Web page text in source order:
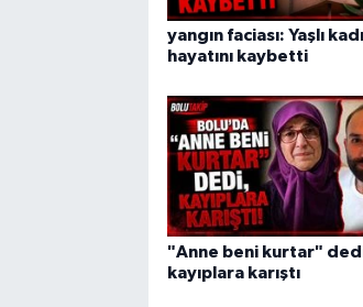
yangın faciası: Yaşlı
hayatını kaybetti
"Anne beni kurtar"
kayıplara karıştı